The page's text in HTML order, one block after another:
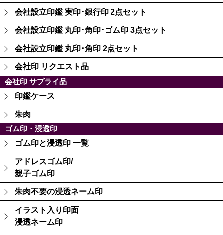
会社設立印鑑 実印･銀行印 2点セット
会社設立印鑑 丸印･角印･ゴム印 3点セット
会社設立印鑑 丸印･角印 2点セット
会社印 リクエスト品
会社印 サプライ品
印鑑ケース
朱肉
ゴム印・浸透印
ゴム印と浸透印 一覧
アドレスゴム印/
親子ゴム印
朱肉不要の浸透ネーム印
イラスト入り印面
浸透ネーム印